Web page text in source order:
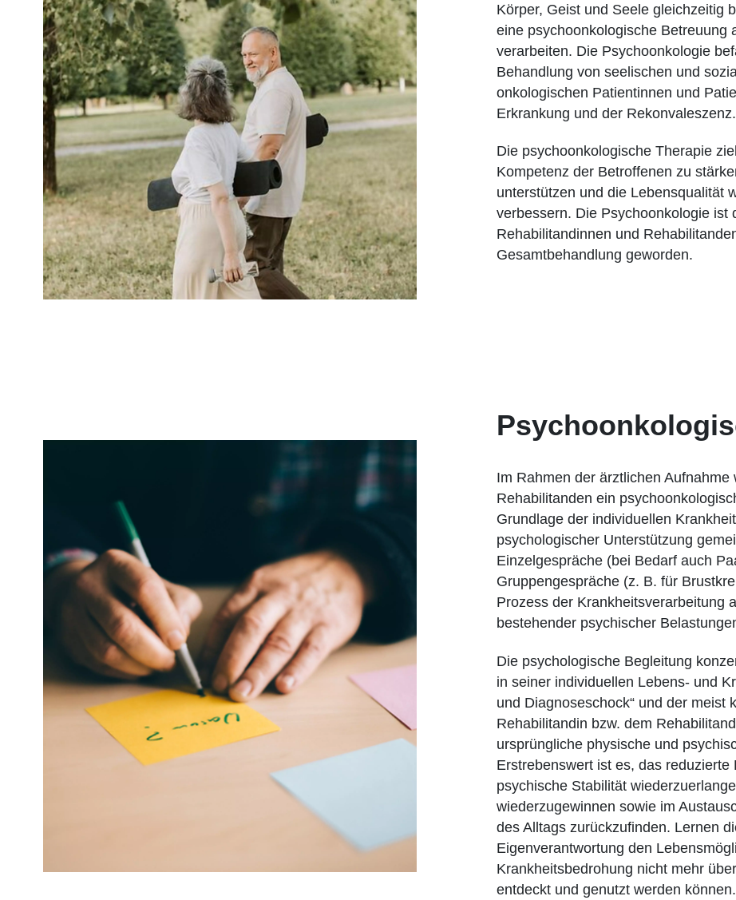
Körper, Geist und Seele gleichzeitig
eine psychoonkologische Betreuung
verarbeiten. Die Psychoonkologie
Behandlung von seelischen und
onkologischen Patientinnen und
Erkrankung und der Rekonvaleszenz.
Die psychoonkologische Therapie
Kompetenz der Betroffenen zu
unterstützen und die Lebensqualität
verbessern. Die Psychoonkologie ist
Rehabilitandinnen und
Gesamtbehandlung geworden.
Im Rahmen der ärztlichen
Rehabilitanden ein
Grundlage der individuellen
psychologischer Unterstützung
Einzelgespräche (bei Bedarf auch
Gruppengespräche (z. B. für
Prozess der Krankheitsverarbeitung
bestehender psychischer
Die psychologische Begleitung
in seiner individuellen Lebens- und
und Diagnoseschock“ und der meist
Rehabilitandin bzw. dem
ursprüngliche physische und
Erstrebenswert ist es, das
psychische Stabilität
wiederzugewinnen sowie im
des Alltags zurückzufinden. Lernen
Eigenverantwortung den
Krankheitsbedrohung nicht mehr
entdeckt und genutzt werden können.